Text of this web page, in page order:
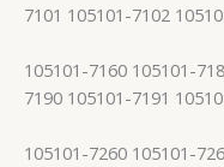
7101 105101-7102
105101-7160 105101-
7190 105101-7191
105101-7260 105101-